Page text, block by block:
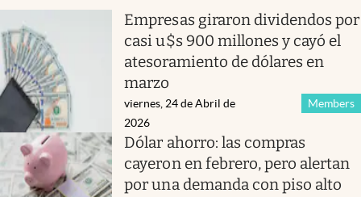
Empresas giraron dividendos por
casi u$s 900 millones y cayó el
atesoramiento de dólares en
marzo
Members
viernes, 24 de Abril de
2026
Dólar ahorro: las compras
cayeron en febrero, pero alertan
por una demanda con piso alto